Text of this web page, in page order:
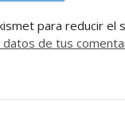
para reducir el
de tus